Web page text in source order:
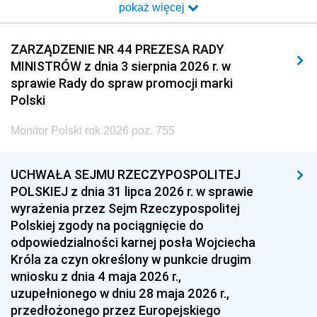
2014 2013 2012
2011 2010 2009
2008 2007 2006
2005
1996 1995 1994
1993 1992 1991
1990 1989
1987 1986 1985
1984 1983
1981 1980 1979
pokaż więcej
ZARZĄDZENIE NR 44 PREZESA RADY
MINISTRÓW z dnia 3 sierpnia 2026 r. w
sprawie Rady do spraw promocji marki
Polski
Monitor Polski rok 2026 poz. 755
UCHWAŁA SEJMU RZECZYPOSPOLITEJ
POLSKIEJ z dnia 31 lipca 2026 r. w sprawie
wyrażenia przez Sejm Rzeczypospolitej
Polskiej zgody na pociągnięcie do
odpowiedzialności karnej posła Wojciecha
Króla za czyn określony w punkcie drugim
wniosku z dnia 4 maja 2026 r.,
uzupełnionego w dniu 28 maja 2026 r.,
przedłożonego przez Europejskiego